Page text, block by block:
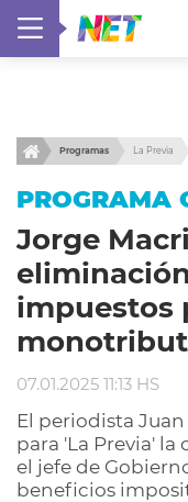
Programas La Previa
PROGRAMA
Jorge
impuestos
07.01.2025 11:13 HS
El periodista
para 'La Previa'
el jefe de
beneficios